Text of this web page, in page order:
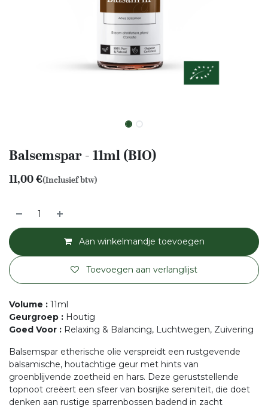
Balsemspar - 11ml (BIO)
11,00€(Inclusief btw)
Aan winkelmandje toevoegen
Toevoegen aan verlanglijst
Volume : 11ml
Geurgroep : Houtig
Goed Voor : Relaxing & Balancing, Luchtwegen, Zuivering
Balsemspar etherische olie verspreidt een rustgevende
balsamische, houtachtige geur met hints van
groenblijvende zoetheid en hars. Deze geruststellende
topnoot creëert een sfeer van bosrijke sereniteit, die doet
denken aan rustige sparrenbossen badend in zacht